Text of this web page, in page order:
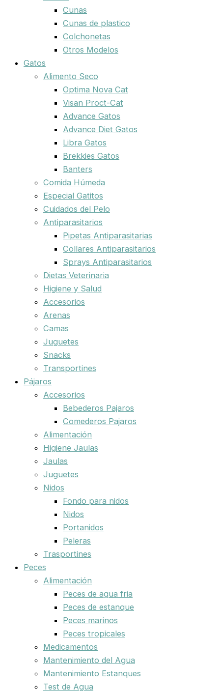
Cunas
Cunas de plastico
Colchonetas
Otros Modelos
Gatos
Alimento Seco
Optima Nova Cat
Visan Proct-Cat
Advance Gatos
Advance Diet Gatos
Libra Gatos
Brekkies Gatos
Banters
Comida Húmeda
Especial Gatitos
Cuidados del Pelo
Antiparasitarios
Pipetas Antiparasitarias
Collares Antiparasitarios
Sprays Antiparasitarios
Dietas Veterinaria
Higiene y Salud
Accesorios
Arenas
Camas
Juguetes
Snacks
Transportines
Pájaros
Accesorios
Bebederos Pajaros
Comederos Pajaros
Alimentación
Higiene Jaulas
Jaulas
Juguetes
Nidos
Fondo para nidos
Nidos
Portanidos
Peleras
Trasportines
Peces
Alimentación
Peces de agua fria
Peces de estanque
Peces marinos
Peces tropicales
Medicamentos
Mantenimiento del Agua
Mantenimiento Estanques
Test de Agua